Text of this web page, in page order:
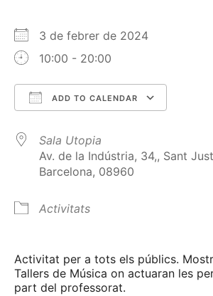
3 de febrer de 2024
10:00 - 20:00
ADD TO CALENDAR
Sala Utopia
Av. de la Indústria, 34,, Sant
Barcelona, 08960
Activitats
Activitat per a tots els públics.
Tallers de Música on actuaran les
part del professorat.